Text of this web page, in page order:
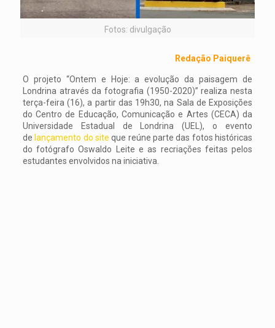
Fotos: divulgação
Redação Paiquerê
O projeto “Ontem e Hoje: a evolução da paisagem de
Londrina através da fotografia (1950-2020)” realiza nesta
terça-feira (16), a partir das 19h30, na Sala de Exposições
do Centro de Educação, Comunicação e Artes (CECA) da
Universidade Estadual de Londrina (UEL), o evento
delançamento do site que reúne parte das fotos históricas
do fotógrafo Oswaldo Leite e as recriações feitas pelos
estudantes envolvidos na iniciativa.